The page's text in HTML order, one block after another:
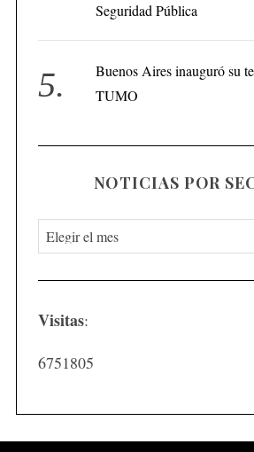
Seguridad Pública
Buenos Aires inauguró su
TUMO
NOTICIAS POR
N
o
t
c
i
Visitas:
6751805